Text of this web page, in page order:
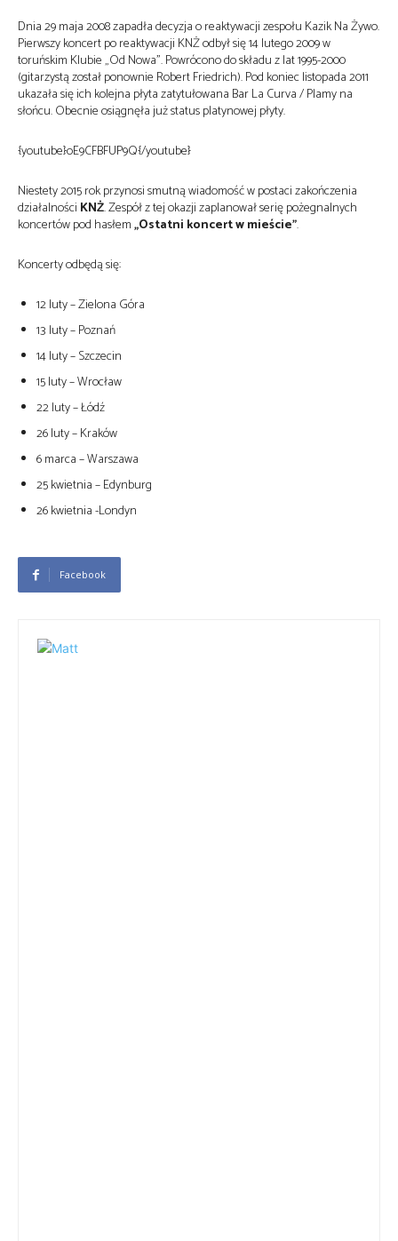
Dnia 29 maja 2008 zapadła decyzja o reaktywacji zespołu Kazik Na Żywo.
Pierwszy koncert po reaktywacji KNŻ odbył się 14 lutego 2009 w
toruńskim Klubie „Od Nowa”. Powrócono do składu z lat 1995-2000
(gitarzystą został ponownie Robert Friedrich). Pod koniec listopada 2011
ukazała się ich kolejna płyta zatytułowana Bar La Curva / Plamy na
słońcu. Obecnie osiągnęła już status platynowej płyty.
{youtube}oE9CFBFUP9Q{/youtube}
Niestety 2015 rok przynosi smutną wiadomość w postaci zakończenia
działalności KNŻ. Zespół z tej okazji zaplanował serię pożegnalnych
koncertów pod hasłem„Ostatni koncert w mieście”.
Koncerty odbędą się:
12 luty – Zielona Góra
13 luty – Poznań
14 luty – Szczecin
15 luty – Wrocław
22 luty – Łódź
26 luty – Kraków
6 marca – Warszawa
25 kwietnia – Edynburg
26 kwietnia -Londyn
Facebook